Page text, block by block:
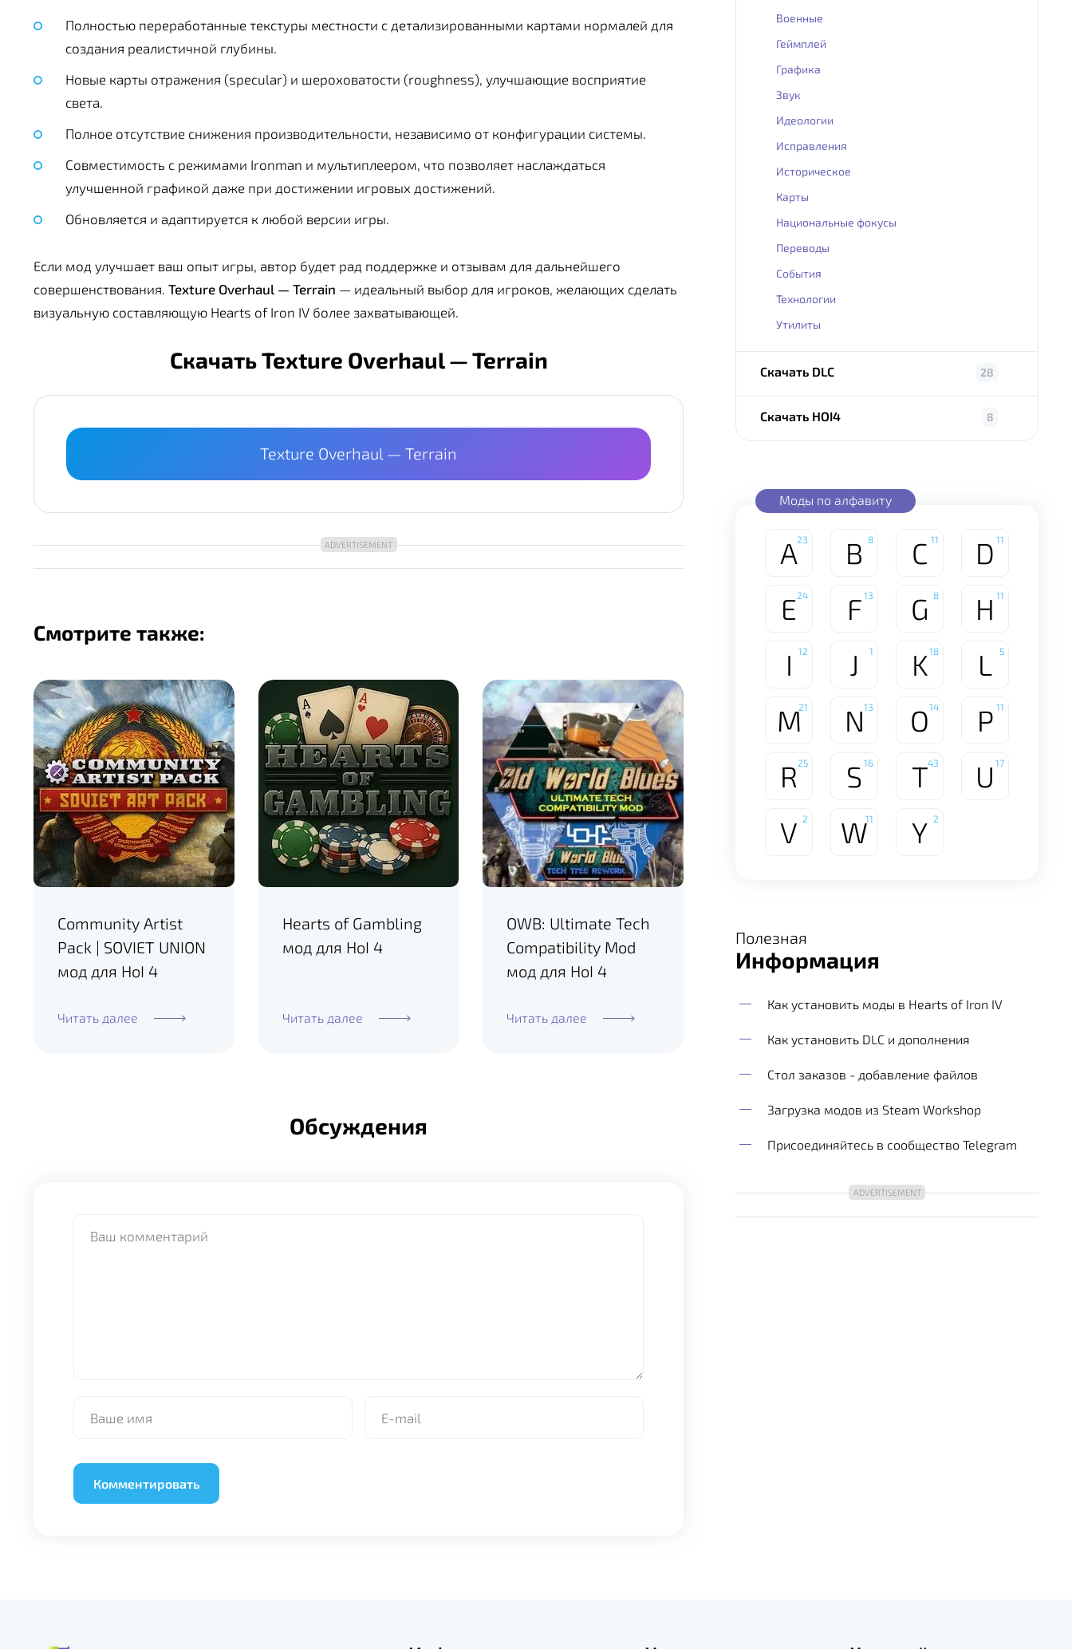
Полностью переработанные текстуры местности с детализированными картами нормалей для
создания реалистичной глубины.
Новые карты отражения (specular) и шероховатости (roughness), улучшающие восприятие
света.
Полное отсутствие снижения производительности, независимо от конфигурации системы.
Совместимость с режимами Ironman и мультиплеером, что позволяет наслаждаться
улучшенной графикой даже при достижении игровых достижений.
Обновляется и адаптируется к любой версии игры.
Если мод улучшает ваш опыт игры, автор будет рад поддержке и отзывам для дальнейшего
совершенствования. Texture Overhaul — Terrain — идеальный выбор для игроков, желающих сделать
визуальную составляющую Hearts of Iron IV более захватывающей.
Скачать Texture Overhaul — Terrain
Texture Overhaul — Terrain
Смотрите также:
Community Artist
Pack | SOVIET UNION
мод для HoI 4
Читать далее
Hearts of Gambling
мод для HoI 4
Читать далее
OWB: Ultimate Tech
Compatibility Mod
мод для HoI 4
Читать далее
Обсуждения
Военные
Геймплей
Графика
Звук
Идеологии
Исправления
Историческое
Карты
Национальные фокусы
Переводы
События
Технологии
Утилиты
Скачать DLC 28
Скачать HOI4 8
Моды по алфавиту
A23 B 8 C 11 D 11
E 24 F 13 G 8 H 11
I 12 J 1 K18 L 5
M21 N13 O14 P 11
R 25 S 16 T43 U 17
V 2 W11 Y 2
Полезная
Информация
Как установить моды в Hearts of Iron IV
Как установить DLC и дополнения
Стол заказов - добавление файлов
Загрузка модов из Steam Workshop
Присоединяйтесь в сообщество Telegram